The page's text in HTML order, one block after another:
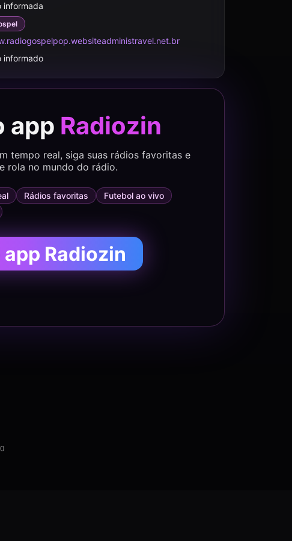
informada
informado
app Radiozin
tempo real, siga suas rádios favoritas e
rola no mundo do rádio.
Rádios favoritas
Futebol ao vivo
Radiozin